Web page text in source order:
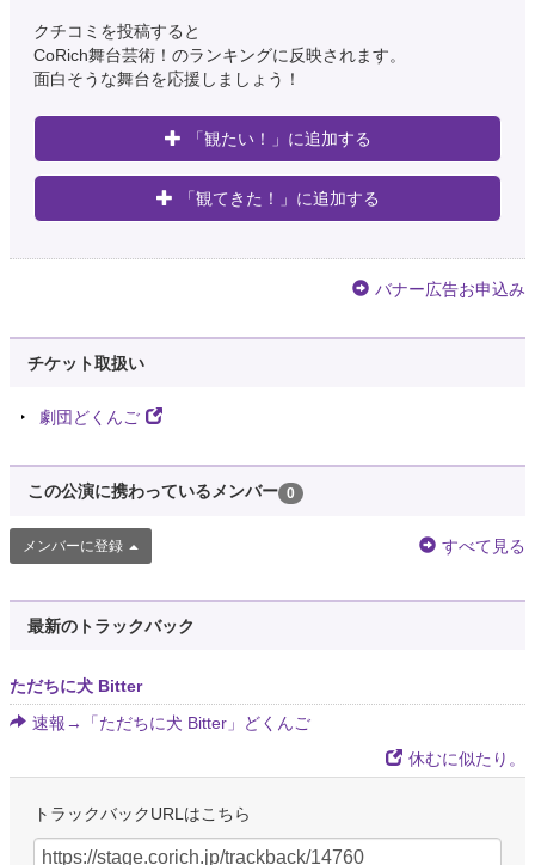
クチコミを投稿すると
CoRich舞台芸術！のランキングに反映されます。
面白そうな舞台を応援しましょう！
「観たい！」に追加する
「観てきた！」に追加する
バナー広告お申込み
チケット取扱い
劇団どくんご
この公演に携わっているメンバー 0
メンバーに登録 すべて見る
最新のトラックバック
ただちに犬 Bitter
速報→「ただちに犬 Bitter」どくんご
休むに似たり。
トラックバックURLはこちら